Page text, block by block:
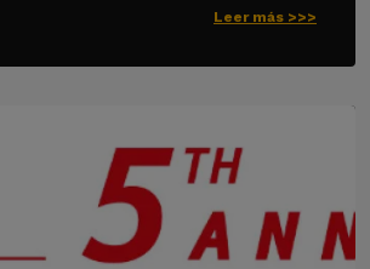
Leer más >>>